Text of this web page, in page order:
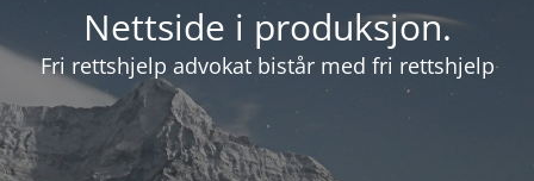
Nettside i produksjon.
Fri rettshjelp advokat bistår med fri rettshjelp